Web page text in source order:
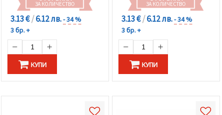
ЗА КОЛИЧЕСТВО
3.13 €/6.12 лв.- 34 %
3 бр. +
КУПИ
ЗА КОЛИЧЕСТВО
3.13 €/6.12 лв.- 34 %
3 бр. +
КУПИ